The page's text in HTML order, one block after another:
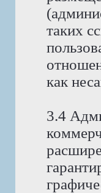
таких
как
3.4